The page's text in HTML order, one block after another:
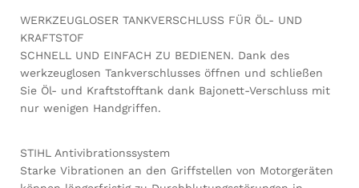
WERKZEUGLOSER TANKVERSCHLUSS FÜR ÖL- UND
KRAFTSTOF
SCHNELL UND EINFACH ZU BEDIENEN. Dank des
werkzeuglosen Tankverschlusses öffnen und schließen
Sie Öl- und Kraftstofftank dank Bajonett-Verschluss mit
nur wenigen Handgriffen.
STIHL Antivibrationssystem
Starke Vibrationen an den Griffstellen von Motorgeräten